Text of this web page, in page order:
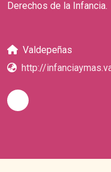
Derechos de la Infancia.
Valdepeñas
http://